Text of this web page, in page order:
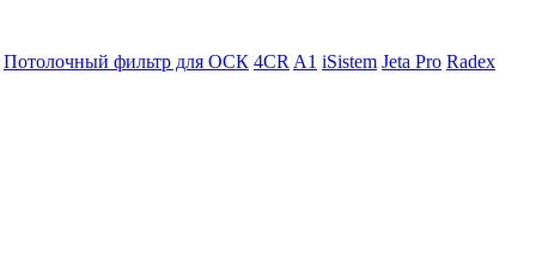
Потолочный фильтр для ОСК 4CR A1 iSistem Jeta Pro Radex